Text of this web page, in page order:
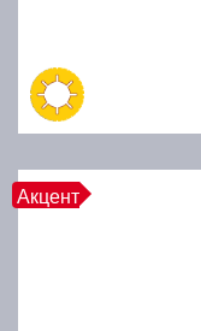
Акцент